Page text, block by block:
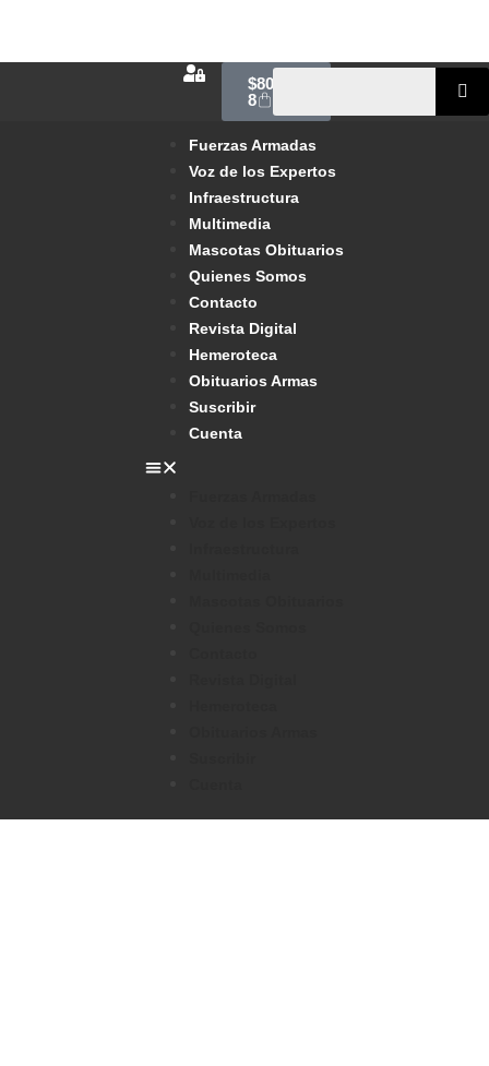
$800.00
8
Fuerzas Armadas
Voz de los Expertos
Infraestructura
Multimedia
Mascotas Obituarios
Quienes Somos
Contacto
Revista Digital
Hemeroteca
Obituarios Armas
Suscribir
Cuenta